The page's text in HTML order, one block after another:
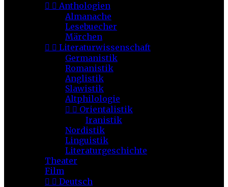
  Anthologien
Almanache
Lesebuecher
Märchen
  Literaturwissenschaft
Germanistik
Romanistik
Anglistik
Slawistik
Altphilologie
  Orientalistik
Iranistik
Nordistik
Linguistik
Literaturgeschichte
Theater
Film
  Deutsch